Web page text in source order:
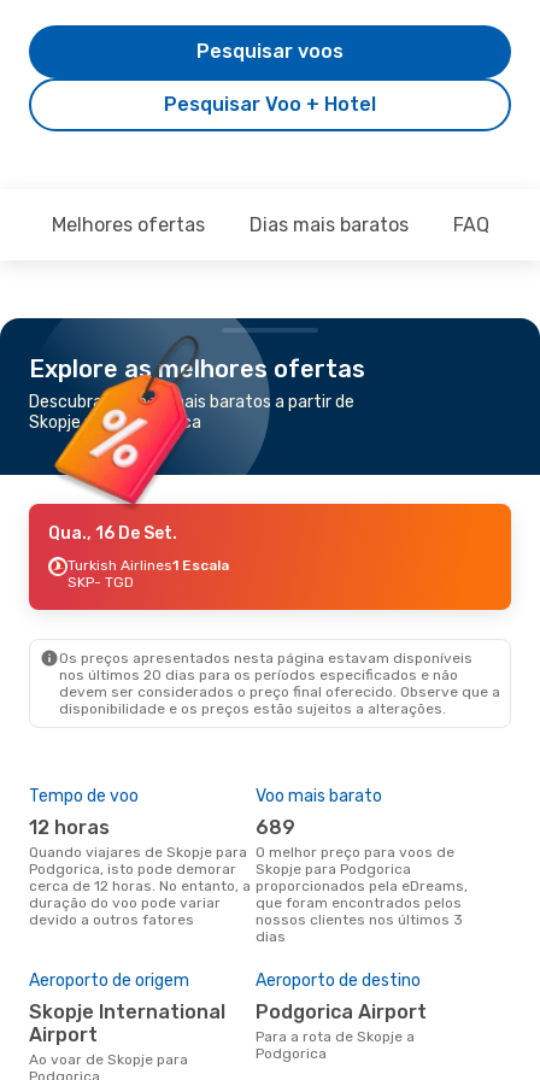
Pesquisar Voo + Hotel
Pesquisar voos
Melhores ofertas Dias mais baratos FAQ
Explore as melhores ofertas
Descubra os voos mais baratos a partir de
Skopje para Podgorica
Qua., 16 De Set.
Turkish Airlines1 Escala
SKP- TGD
Os preços apresentados nesta página estavam disponíveis
nos últimos 20 dias para os períodos especificados e não
devem ser considerados o preço final oferecido. Observe que a
disponibilidade e os preços estão sujeitos a alterações.
Tempo de voo
12 horas
Quando viajares de Skopje para
Podgorica, isto pode demorar
cerca de 12 horas. No entanto, a
duração do voo pode variar
devido a outros fatores
Voo mais barato
689
O melhor preço para voos de
Skopje para Podgorica
proporcionados pela eDreams,
que foram encontrados pelos
nossos clientes nos últimos 3
dias
Aeroporto de origem
Skopje International
Airport
Ao voar de Skopje para
Aeroporto de destino
Podgorica Airport
Para a rota de Skopje a
Podgorica